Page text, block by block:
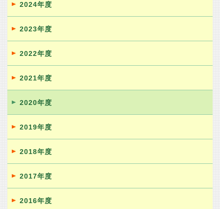
2024年度
2023年度
2022年度
2021年度
2020年度
2019年度
2018年度
2017年度
2016年度